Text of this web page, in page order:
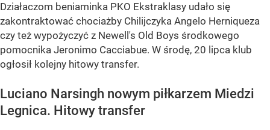
Działaczom beniaminka PKO Ekstraklasy udało się
zakontraktować chociażby Chilijczyka Angelo Herniqueza
czy też wypożyczyć z Newell's Old Boys środkowego
pomocnika Jeronimo Cacciabue. W środę, 20 lipca klub
ogłosił kolejny hitowy transfer.
Luciano Narsingh nowym piłkarzem Miedzi
Legnica. Hitowy transfer